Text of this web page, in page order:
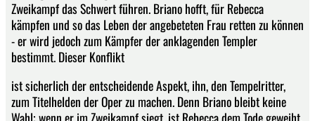
Zweikampf das Schwert führen. Briano hofft, für Rebecca
kämpfen und so das Leben der angebeteten Frau retten zu können
- er wird jedoch zum Kämpfer der anklagenden Templer
bestimmt. Dieser Konflikt
ist sicherlich der entscheidende Aspekt, ihn, den Tempelritter,
zum Titelhelden der Oper zu machen. Denn Briano bleibt keine